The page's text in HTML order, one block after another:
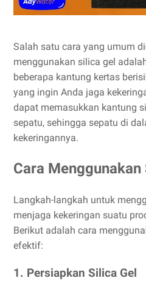
Salah satu cara yang umum
menggunakan silica gel
beberapa kantung kertas
yang ingin Anda jaga
dapat memasukkan kantung
sepatu, sehingga sepatu di
kekeringannya.
Cara Menggunakan
Langkah-langkah untuk
menjaga kekeringan suatu
Berikut adalah cara
efektif:
1. Persiapkan Silica Gel